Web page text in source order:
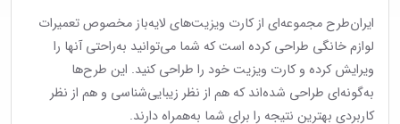
ایران‌طرح مجموعه‌ای از کارت ویزیت‌های لایه‌باز مخصوص تعمیرات
لوازم خانگی طراحی کرده است که شما می‌توانید به‌راحتی آنها را
ویرایش کرده و کارت ویزیت خود را طراحی کنید. این طرح‌ها
به‌گونه‌ای طراحی شده‌اند که هم از نظر زیبایی‌شناسی و هم از نظر
کاربردی بهترین نتیجه را برای شما به‌همراه دارند.